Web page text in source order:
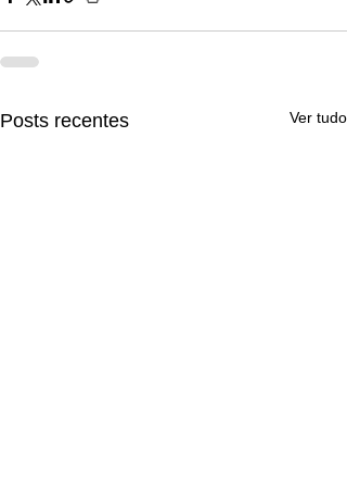
Posts recentes Ver tudo